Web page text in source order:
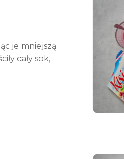
je mniejszą
cały sok,